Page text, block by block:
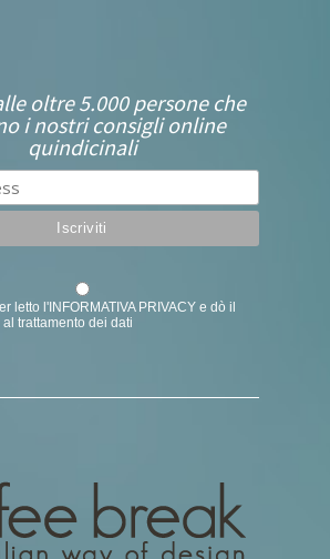
oltre 5.000 persone che
i nostri consigli online
quindicinali
letto l' INFORMATIVA PRIVACY e dò il
trattamento dei dati